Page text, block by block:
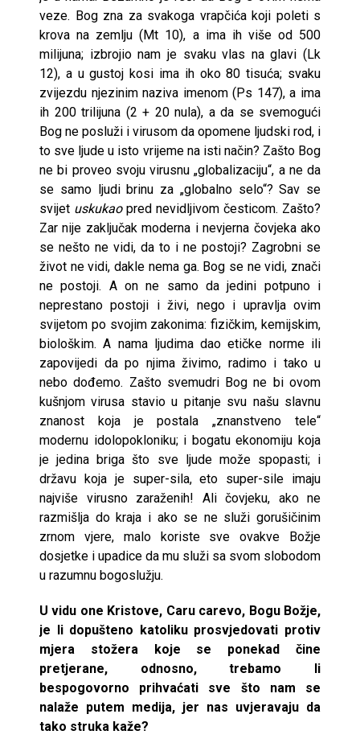
veze. Bog zna za svakoga vrapčića koji poleti s
krova na zemlju (Mt 10), a ima ih više od 500
milijuna; izbrojio nam je svaku vlas na glavi (Lk
12), a u gustoj kosi ima ih oko 80 tisuća; svaku
zvijezdu njezinim naziva imenom (Ps 147), a ima
ih 200 trilijuna (2 + 20 nula), a da se svemogući
Bog ne posluži i virusom da opomene ljudski rod, i
to sve ljude u isto vrijeme na isti način? Zašto Bog
ne bi proveo svoju virusnu „globalizaciju“, a ne da
se samo ljudi brinu za „globalno selo“? Sav se
svijet uskukaopred nevidljivom česticom. Zašto?
Zar nije zaključak moderna i nevjerna čovjeka ako
se nešto ne vidi, da to i ne postoji? Zagrobni se
život ne vidi, dakle nema ga. Bog se ne vidi, znači
ne postoji. A on ne samo da jedini potpuno i
neprestano postoji i živi, nego i upravlja ovim
svijetom po svojim zakonima: fizičkim, kemijskim,
biološkim. A nama ljudima dao etičke norme ili
zapovijedi da po njima živimo, radimo i tako u
nebo dođemo. Zašto svemudri Bog ne bi ovom
kušnjom virusa stavio u pitanje svu našu slavnu
znanost koja je postala „znanstveno tele“
modernu idolopokloniku; i bogatu ekonomiju koja
je jedina briga što sve ljude može spopasti; i
državu koja je super-sila, eto super-sile imaju
najviše virusno zaraženih! Ali čovjeku, ako ne
razmišlja do kraja i ako se ne služi gorušičinim
zrnom vjere, malo koriste sve ovakve Božje
dosjetke i upadice da mu služi sa svom slobodom
u razumnu bogoslužju.
U vidu one Kristove, Caru carevo, Bogu Božje,
je li dopušteno katoliku prosvjedovati protiv
mjera stožera koje se ponekad čine
pretjerane, odnosno, trebamo li
bespogovorno prihvaćati sve što nam se
nalaže putem medija, jer nas uvjeravaju da
tako struka kaže?